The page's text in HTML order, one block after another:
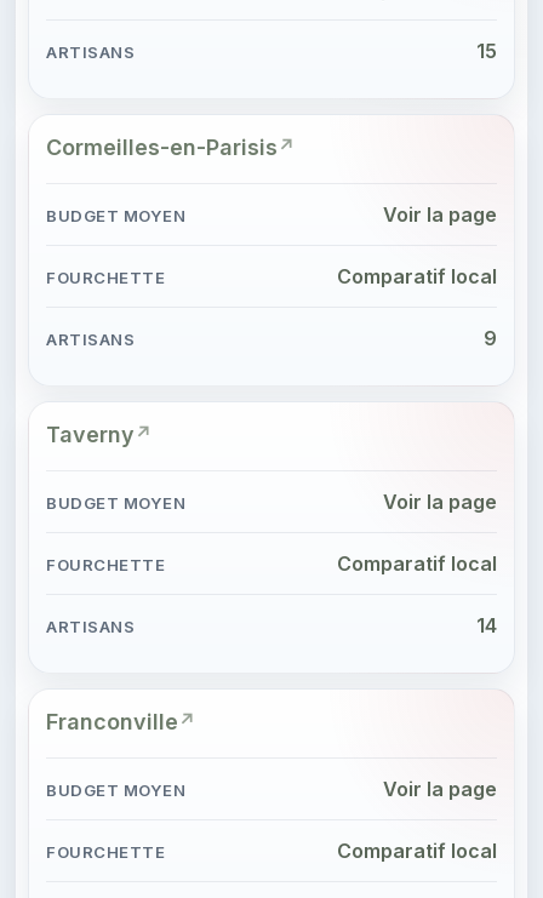
15
Cormeilles-en-Parisis
Voir la page
Comparatif local
9
Taverny
Voir la page
Comparatif local
14
Franconville
Voir la page
Comparatif local